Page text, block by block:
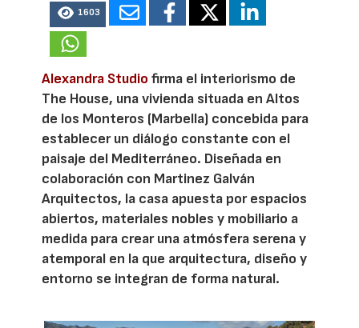
1603
Alexandra Studio firma el interiorismo de
The House, una vivienda situada en Altos
de los Monteros (Marbella) concebida para
establecer un diálogo constante con el
paisaje del Mediterráneo. Diseñada en
colaboración con Martinez Galván
Arquitectos, la casa apuesta por espacios
abiertos, materiales nobles y mobiliario a
medida para crear una atmósfera serena y
atemporal en la que arquitectura, diseño y
entorno se integran de forma natural.